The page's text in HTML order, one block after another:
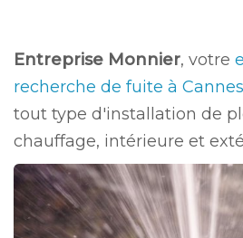
Entreprise Monnier, votre
recherche de fuite à Cannes
tout type d'installation de
chauffage, intérieure et